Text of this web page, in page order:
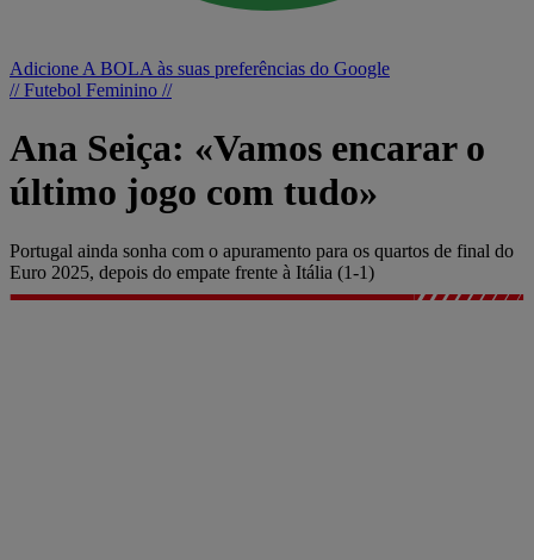
Adicione A BOLA às suas preferências do Google
// Futebol Feminino //
Ana Seiça: «Vamos encarar o
último jogo com tudo»
Portugal ainda sonha com o apuramento para os quartos de final do
Euro 2025, depois do empate frente à Itália (1-1)